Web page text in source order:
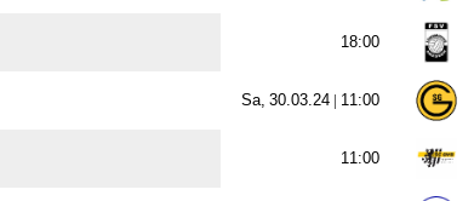

  | 
